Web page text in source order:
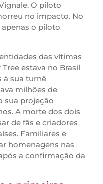
O piloto
no impacto. No
o piloto
das vítimas
estava no Brasil
à sua turnê
milhões de
sua projeção
A morte dos dois
de fãs e criadores
Familiares e
homenagens nas
a confirmação da